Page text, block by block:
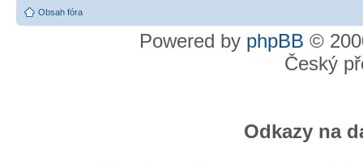
Obsah fóra
Powered by phpBB ©
Český
Odkazy na